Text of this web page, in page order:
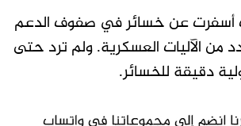
أسفرت عن خسائر في صفوف الدعم
من الآليات العسكرية. ولم ترد حتى
دقيقة للخسائر.